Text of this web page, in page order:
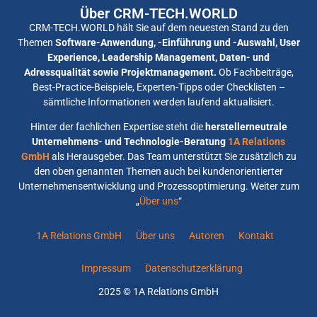
Über CRM-TECH.WORLD
CRM-TECH.WORLD hält Sie auf dem neuesten Stand zu den
Themen Software-Anwendung, -Einführung und -Auswahl, User
Experience, Leadership Management, Daten- und
Adressqualität sowie Projektmanagement. Ob Fachbeiträge,
Best-Practice-Beispiele, Experten-Tipps oder Checklisten –
sämtliche Informationen werden laufend aktualisiert.
Hinter der fachlichen Expertise steht die herstellerneutrale
Unternehmens- und Technologie-Beratung 1A Relations
GmbH als Herausgeber. Das Team unterstützt Sie zusätzlich zu
den oben genannten Themen auch bei kundenorientierter
Unternehmensentwicklung und Prozessoptimierung. Weiter zum
„Über uns“
1A Relations GmbH Über uns Autoren Kontakt
Impressum Datenschutzerklärung
2025 © 1A Relations GmbH